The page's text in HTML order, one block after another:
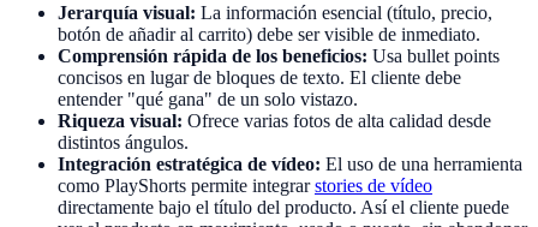
Jerarquía visual: La información esencial (título, precio,
botón de añadir al carrito) debe ser visible de inmediato.
Comprensión rápida de los beneficios: Usa bullet points
concisos en lugar de bloques de texto. El cliente debe
entender "qué gana" de un solo vistazo.
Riqueza visual: Ofrece varias fotos de alta calidad desde
distintos ángulos.
Integración estratégica de vídeo: El uso de una herramienta
como PlayShorts permite integrarstories de vídeo
directamente bajo el título del producto. Así el cliente puede